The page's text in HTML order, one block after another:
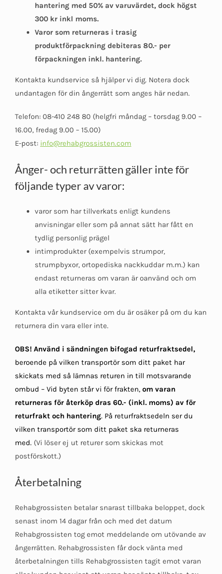
hantering med 50% av varuvärdet, dock högst
300 kr inkl moms.
Varor som returneras i trasig
produktförpackning debiteras 80.- per
förpackningen inkl. hantering.
Kontakta kundservice så hjälper vi dig. Notera dock
undantagen för din ångerrätt som anges här nedan.
Telefon: 08-410 248 80 (helgfri måndag – torsdag 9.00 –
16.00, fredag 9.00 – 15.00)
E-post: info@rehabgrossisten.com
Ånger- och returrätten gäller inte för
följande typer av varor:
varor som har tillverkats enligt kundens
anvisningar eller som på annat sätt har fått en
tydlig personlig prägel
intimprodukter (exempelvis strumpor,
strumpbyxor, ortopediska nackkuddar m.m.) kan
endast returneras om varan är oanvänd och om
alla etiketter sitter kvar.
Kontakta vår kundservice om du är osäker på om du kan
returnera din vara eller inte.
OBS! Använd i sändningen bifogad returfraktsedel,
beroende på vilken transportör som ditt paket har
skickats med så lämnas returen in till motsvarande
ombud – Vid byten står vi för frakten, om varan
returneras för återköp dras 60.- (inkl. moms) av för
returfrakt och hantering. På returfraktsedeln ser du
vilken transportör som ditt paket ska returneras
med.(Vi löser ej ut returer som skickas mot
postförskott.)
Återbetalning
Rehabgrossisten betalar snarast tillbaka beloppet, dock
senast inom 14 dagar från och med det datum
Rehabgrossisten tog emot meddelande om utövande av
ångerrätten. Rehabgrossisten får dock vänta med
återbetalningen tills Rehabgrossisten tagit emot varan